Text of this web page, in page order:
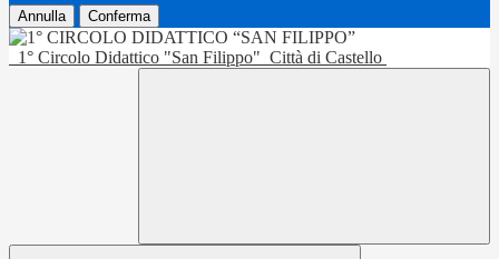
Annulla Conferma
1° Circolo Didattico "San Filippo" Città di Castello